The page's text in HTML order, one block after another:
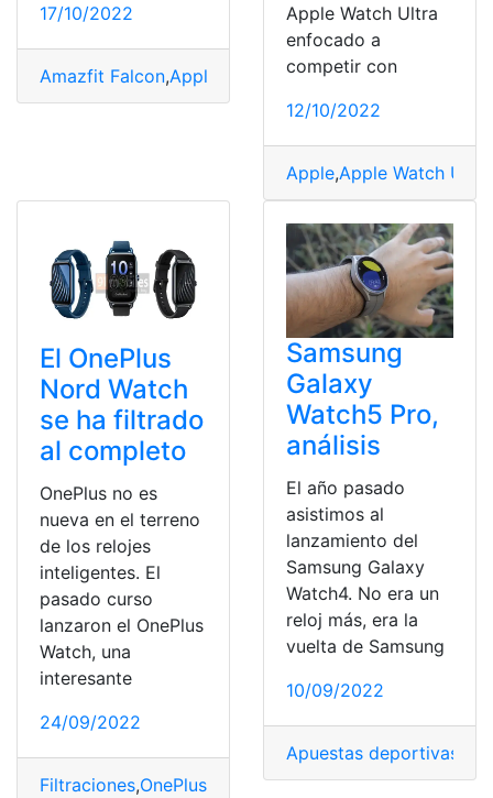
17/10/2022
Amazfit Falcon,Apple deportistas,Dispositivo
Apple Watch Ultra
enfocado a
competir con
12/10/2022
Apple,Apple Watch Ultra
El OnePlus
Nord Watch
se ha filtrado
al completo
OnePlus no es
nueva en el terreno
de los relojes
inteligentes. El
pasado curso
lanzaron el OnePlus
Watch, una
interesante
24/09/2022
Filtraciones,OnePlus OnePlus Nord Watch,Relojes,
Samsung
Galaxy
Watch5 Pro,
análisis
El año pasado
asistimos al
lanzamiento del
Samsung Galaxy
Watch4. No era un
reloj más, era la
vuelta de Samsung
10/09/2022
Apuestas deportivas